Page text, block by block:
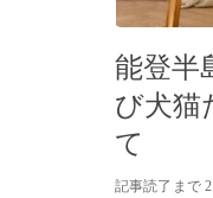
能登半
び犬猫
て
記事読了まで